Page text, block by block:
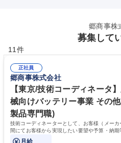
郷商事株
募集して
11件
正社員
郷商事株式会社
【東京/技術コーディネータ
械向けバッテリー事業 その
製品専門職)
技術コーディネーターとして、お客様（メー
間にてお客様から実現したい要望や予算・納
達し、開発業務を管理して頂きます。
月給